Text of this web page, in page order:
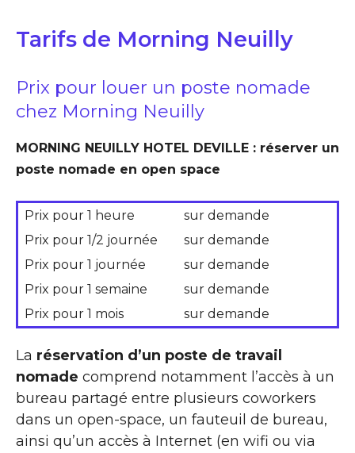
Tarifs de Morning Neuilly
Prix pour louer un poste nomade
chez Morning Neuilly
MORNING NEUILLY HOTEL DEVILLE : réserver un
poste nomade en open space
Prix pour 1 heure
sur demande
Prix pour 1/2 journée
sur demande
Prix pour 1 journée
sur demande
Prix pour 1 semaine
sur demande
Prix pour 1 mois
sur demande
La réservation d’un poste de travail
nomade comprend notamment l’accès à un
bureau partagé entre plusieurs coworkers
dans un open-space, un fauteuil de bureau,
ainsi qu’un accès à Internet (en wifi ou via